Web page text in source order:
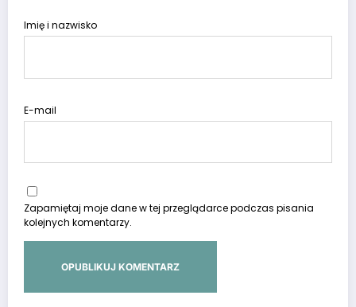
Imię i nazwisko
E-mail
Zapamiętaj moje dane w tej przeglądarce podczas pisania
kolejnych komentarzy.